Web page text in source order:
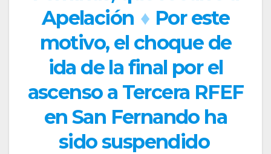
Apelación ♦ Por este
motivo, el choque de
ida de la final por el
ascenso a Tercera RFEF
en San Fernando ha
sido suspendido